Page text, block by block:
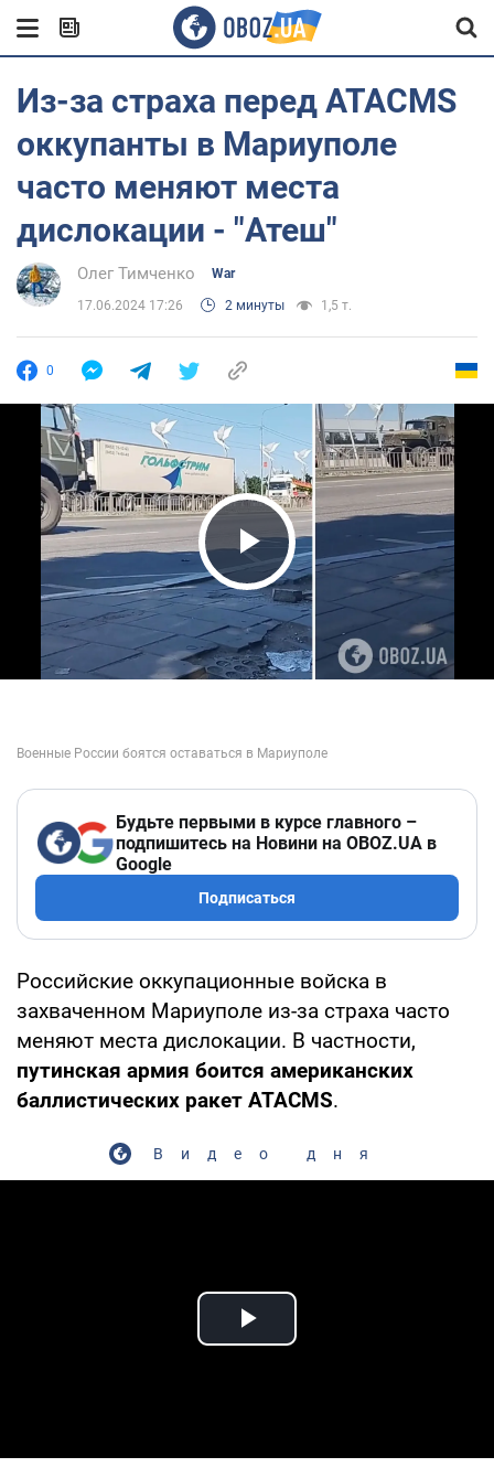
Из-за страха перед ATACMS
оккупанты в Мариуполе
часто меняют места
дислокации - "Атеш"
Олег Тимченко War
17.06.2024 17:26 2 минуты 1,5 т.
0
Play Video
Будьте первыми в курсе главного –
подпишитесь на Новини на OBOZ.UA в
Google
Подписаться
Российские оккупационные войска в
захваченном Мариуполе из-за страха часто
меняют места дислокации. В частности,
путинская армия боится американских
баллистических ракет ATACMS.
Видео дня
Play Video